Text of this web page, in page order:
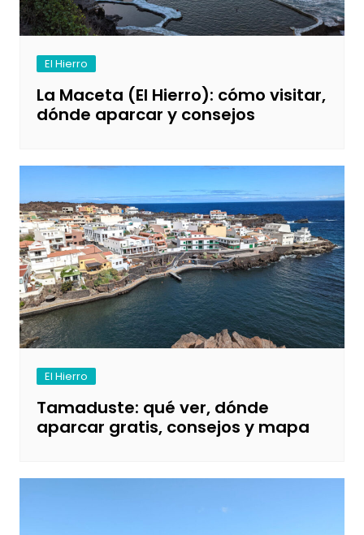
El Hierro
La Maceta (El Hierro): cómo visitar,
dónde aparcar y consejos
El Hierro
Tamaduste: qué ver, dónde
aparcar gratis, consejos y mapa